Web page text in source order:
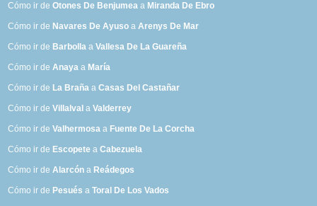
Cómo ir deOtones De Benjumea a Miranda De Ebro
Cómo ir de Navares De Ayuso aArenys De Mar
Cómo ir de Barbolla aVallesa De La Guareña
Cómo ir deAnaya a María
Cómo ir de La Braña aCasas Del Castañar
Cómo ir deVillalval aValderrey
Cómo ir deValhermosa a Fuente De La Corcha
Cómo ir de Escopete aCabezuela
Cómo ir deAlarcón a Reádegos
Cómo ir de Pesués aToral De Los Vados